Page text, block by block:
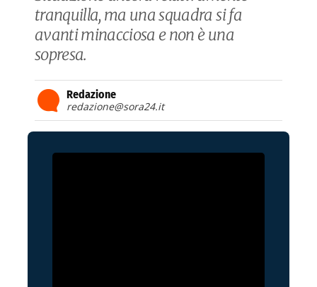
tranquilla, ma una squadra si fa
avanti minacciosa e non è una
sopresa.
Redazione
redazione@sora24.it